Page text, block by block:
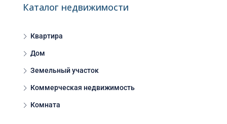
Каталог недвижимости
Квартира
Дом
Земельный участок
Коммерческая недвижимость
Комната